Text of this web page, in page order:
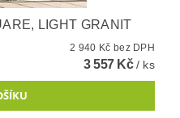
LIGHT GRANIT
2 940 Kč bez DPH
3 557 Kč/ ks